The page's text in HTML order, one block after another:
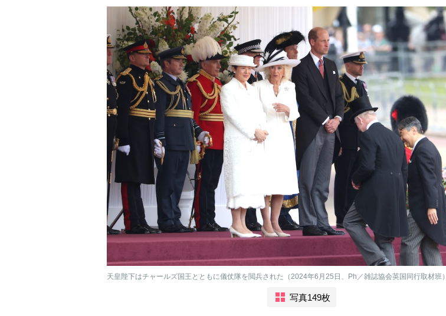
天皇陛下はチャールズ国王とともに儀仗隊を閲兵された（2024年6月25日、Ph／雑誌協会英国同行取材班）
写真149枚